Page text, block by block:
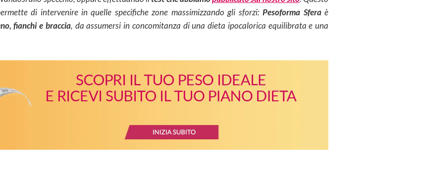
di intervenire in quelle specifiche zone massimizzando gli sforzi:Pesoforma Sferaè
fianchi e braccia, da assumersi in concomitanza di una dieta ipocalorica equilibrata e una